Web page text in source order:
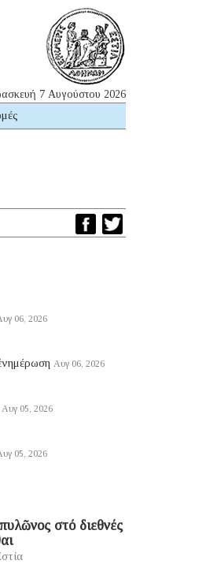
7 Αυγούστου 2026
06, 2026
Αυγ 06, 2026
Αυγ 05, 2026
05, 2026
στό διεθνές